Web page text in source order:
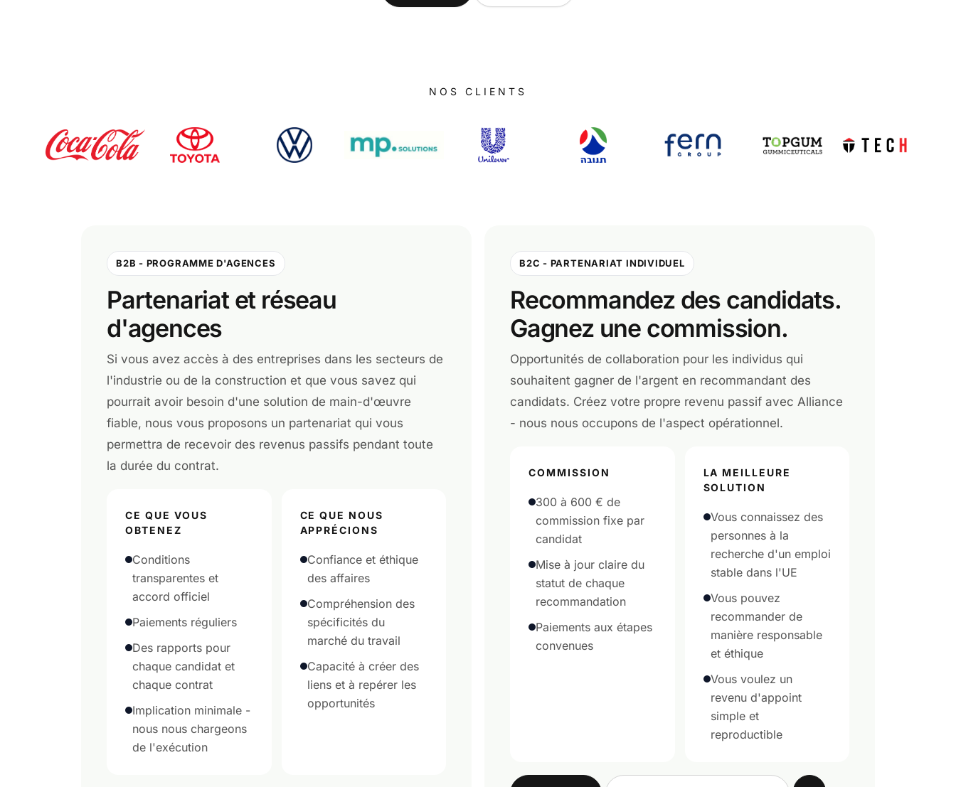
NOS CLIENTS
B2B - PROGRAMME D'AGENCES
Partenariat et réseau
d'agences
Si vous avez accès à des entreprises dans les secteurs de
l'industrie ou de la construction et que vous savez qui
pourrait avoir besoin d'une solution de main-d'œuvre
fiable, nous vous proposons un partenariat qui vous
permettra de recevoir des revenus passifs pendant toute
la durée du contrat.
CE QUE VOUS
OBTENEZ
Conditions
transparentes et
accord officiel
Paiements réguliers
Des rapports pour
chaque candidat et
chaque contrat
Implication minimale -
nous nous chargeons
de l'exécution
CE QUE NOUS
APPRÉCIONS
Confiance et éthique
des affaires
Compréhension des
spécificités du
marché du travail
Capacité à créer des
liens et à repérer les
opportunités
B2C - PARTENARIAT INDIVIDUEL
Recommandez des candidats.
Gagnez une commission.
Opportunités de collaboration pour les individus qui
souhaitent gagner de l'argent en recommandant des
candidats. Créez votre propre revenu passif avec Alliance
- nous nous occupons de l'aspect opérationnel.
COMMISSION
300 à 600 € de
commission fixe par
candidat
Mise à jour claire du
statut de chaque
recommandation
Paiements aux étapes
convenues
LA MEILLEURE
SOLUTION
Vous connaissez des
personnes à la
recherche d'un emploi
stable dans l'UE
Vous pouvez
recommander de
manière responsable
et éthique
Vous voulez un
revenu d'appoint
simple et
reproductible